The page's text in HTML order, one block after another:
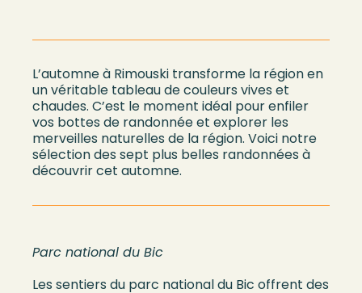
L’automne à Rimouski transforme la région en
un véritable tableau de couleurs vives et
chaudes. C’est le moment idéal pour enfiler
vos bottes de randonnée et explorer les
merveilles naturelles de la région. Voici notre
sélection des sept plus belles randonnées à
découvrir cet automne.
Parc national du Bic
Les sentiers du parc national du Bic offrent des